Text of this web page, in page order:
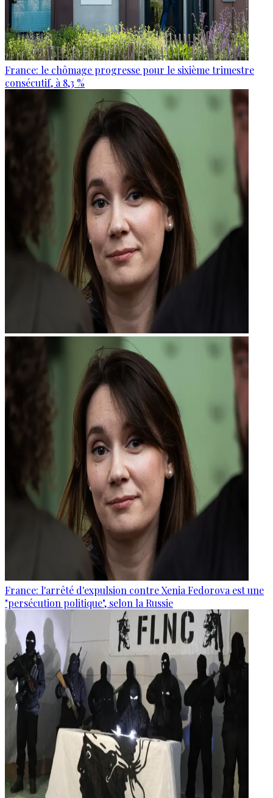
France: le chômage progresse pour le sixième trimestre
consécutif, à 8,3 %
France: l'arrêté d'expulsion contre Xenia Fedorova est une
"persécution politique", selon la Russie